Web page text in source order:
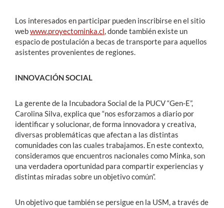
Los interesados en participar pueden inscribirse en el sitio
webwww.proyectominka.cl, donde también existe un
espacio de postulación a becas de transporte para aquellos
asistentes provenientes de regiones.
INNOVACIÓN SOCIAL
La gerente de la Incubadora Social de la PUCV “Gen-E”,
Carolina Silva, explica que “nos esforzamos a diario por
identificar y solucionar, de forma innovadora y creativa,
diversas problemáticas que afectan a las distintas
comunidades con las cuales trabajamos. En este contexto,
consideramos que encuentros nacionales como Minka, son
una verdadera oportunidad para compartir experiencias y
distintas miradas sobre un objetivo común”.
Un objetivo que también se persigue en la USM, a través de